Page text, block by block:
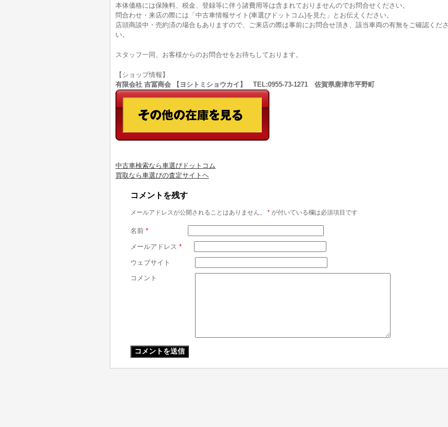
本体価格には保険料、税金、登録等に伴う諸費用等は含まれておりませんのでお問合せください。
問合わせ・来店の際には「中古車情報サイト(車選びドットコム)を見た」とお伝えください。
店頭商談中・売約済の場合もありますので、ご来店の際は事前にお問合せ頂き、該当車両の有無をご確認くださ
い。
スタッフ一同、お客様からのお問合せをお待ちしております。
【ショップ情報】
有限会社 吉冨商会 【ヨシトミショウカイ】 TEL:0955-73-1271 佐賀県唐津市平野町
中古車検索なら車選びドットコム
買取なら車選びの査定サイトヘ
コメントを残す
メールアドレスが公開されることはありません。 * が付いている欄は必須項目です
名前 *
メールアドレス *
ウェブサイト
コメント